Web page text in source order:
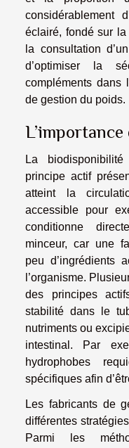
considérablement
éclairé, fondé sur
la consultation
d’optimiser la
compléments dans
de gestion du poids.
La
principe actif
atteint la
accessible pour
conditionne
minceur, car une
peu d’ingrédients
l’organisme.
des principes
stabilité dans le
nutriments ou
intestinal. Par
hydrophobes
spécifiques afin
Les fabricants de
différentes
Parmi les